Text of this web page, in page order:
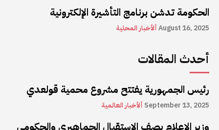
الحكومة تدشن برنامج التأشيرة الإلكترونية
ألأخبار المحليةAugust 16, 2025
أحدث المقالات
رئيس الجمهورية يفتتح مشروع محمية قولعدي
ألأخبار العالمية September 13, 2025
وزير الإعلام يصف الاستقبال الجماهيري والحكومي